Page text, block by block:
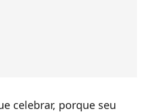
celebrar, porque seu